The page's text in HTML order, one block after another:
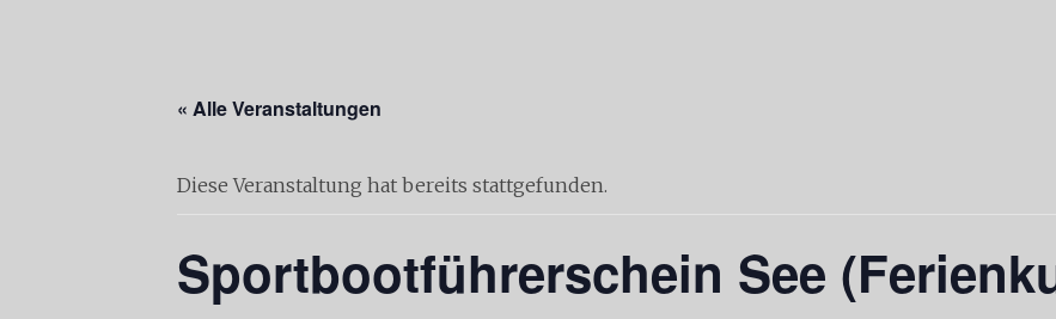
« Alle Veranstaltungen
Diese Veranstaltung hat bereits stattgefunden.
Sportbootführerschein See